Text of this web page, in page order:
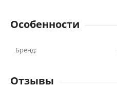
Особенности
Бренд:
Отзывы